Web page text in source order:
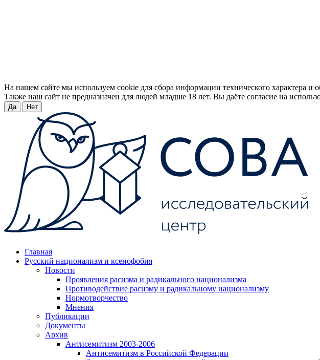
На нашем сайте мы используем cookie для сбора информации технического характера и
Также наш сайт не предназначен для людей младше 18 лет. Вы даёте согласие на
Да Нет
Главная
Русский национализм и ксенофобия
Новости
Проявления расизма и радикального национализма
Противодействие расизму и радикальному национализму
Нормотворчество
Мнения
Публикации
Документы
Архив
Антисемитизм 2003-2006
Антисемитизм в Российской Федерации